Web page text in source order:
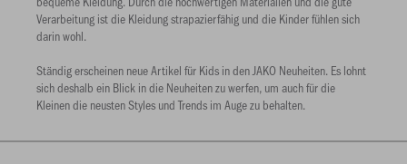
Verarbeitung ist die Kleidung strapazierfähig und die Kinder fühlen sich
darin wohl.
Ständig erscheinen neue Artikel für Kids in den JAKO Neuheiten. Es lohnt
sich deshalb ein Blick in die Neuheiten zu werfen, um auch für die
Kleinen die neusten Styles und Trends im Auge zu behalten.